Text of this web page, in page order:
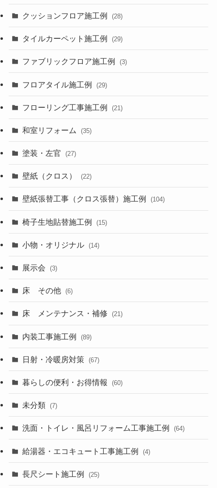
クッションフロア施工例 (28)
タイルカーペット施工例 (29)
ファブリックフロア施工例 (3)
フロアタイル施工例 (29)
フローリング工事施工例 (21)
和室リフォーム (35)
塗装・左官 (27)
壁紙（クロス） (22)
壁紙張替工事（クロス張替）施工例 (104)
椅子生地貼替施工例 (15)
小物・オリジナル (14)
展示会 (3)
床 その他 (6)
床 メンテナンス・補修 (21)
内装工事施工例 (89)
日射・冷暖房対策 (67)
暮らしの便利・お得情報 (60)
未分類 (7)
洗面・トイレ・風呂リフォーム工事施工例 (64)
給湯器・エコキュート工事施工例 (4)
長尺シート施工例 (25)